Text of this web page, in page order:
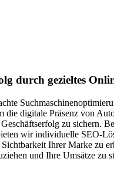
durch gezieltes
die digitale Präsenz von
zu sichern.
wir individuelle SEO-
Ihrer Marke zu
und Ihre Umsätze zu